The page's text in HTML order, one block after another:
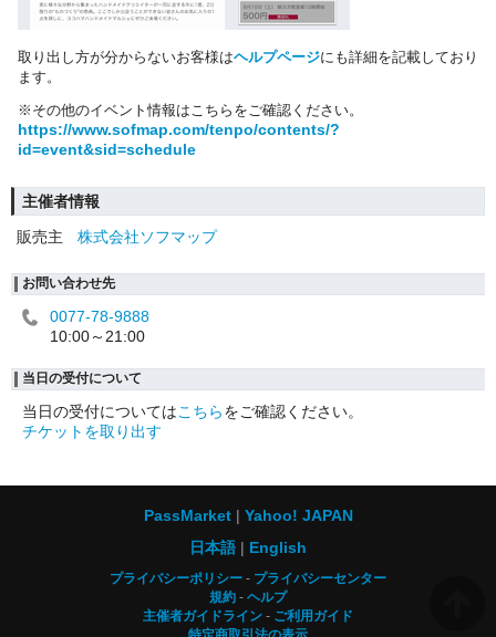
取り出し方が分からないお客様はヘルプページにも詳細を記載しており
ます。
※その他のイベント情報はこちらをご確認ください。
https://www.sofmap.com/tenpo/contents/?
id=event&sid=schedule
主催者情報
販売主
株式会社ソフマップ
お問い合わせ先
0077-78-9888
10:00～21:00
当日の受付について
当日の受付についてはこちらをご確認ください。
チケットを取り出す
PassMarket
Yahoo! JAPAN
日本語
English
プライバシーポリシー
プライバシーセンター
規約
ヘルプ
主催者ガイドライン
ご利用ガイド